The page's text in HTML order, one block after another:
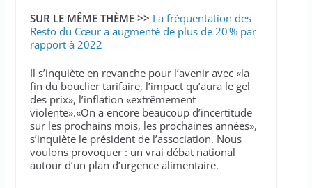
SUR LE MÊME THÈME >> La fréquentation des
Resto du Cœur a augmenté de plus de 20 % par
rapport à 2022
Il s’inquiète en revanche pour l’avenir avec «la
fin du bouclier tarifaire, l’impact qu’aura le gel
des prix», l’inflation «extrêmement
violente».«On a encore beaucoup d’incertitude
sur les prochains mois, les prochaines années»,
s’inquiète le président de l’association. Nous
voulons provoquer : un vrai débat national
autour d’un plan d’urgence alimentaire.